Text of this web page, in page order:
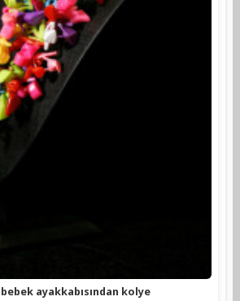
ayakkabısından kolye